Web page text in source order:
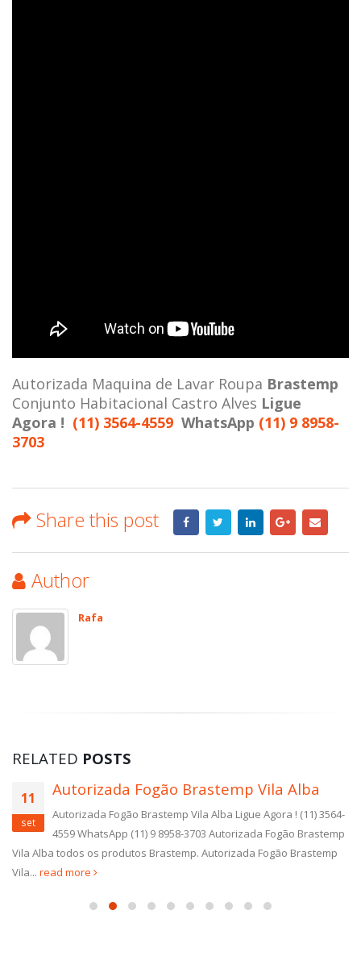
Autorizada Maquina de Lavar Roupa Brastemp
Conjunto Habitacional Castro Alves Ligue
Agora ! (11) 3564-4559 WhatsApp (11) 9 8958-
3703
Share this post
Author
Rafa
RELATED POSTS
11
set
Autorizada Fogão Brastemp Vila Alba
Autorizada Fogão Brastemp Vila Alba Ligue Agora ! (11) 3564-
4559 WhatsApp (11) 9 8958-3703 Autorizada Fogão Brastemp
Vila Alba todos os produtos Brastemp. Autorizada Fogão Brastemp
Vila... read more